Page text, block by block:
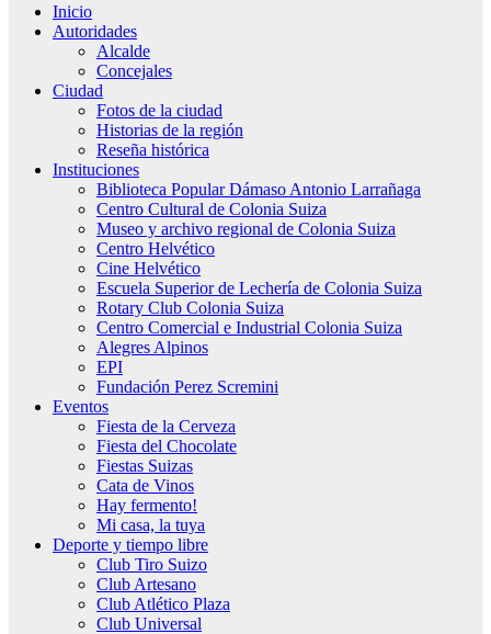
Inicio
Autoridades
Alcalde
Concejales
Ciudad
Fotos de la ciudad
Historias de la región
Reseña histórica
Instituciones
Biblioteca Popular Dámaso Antonio Larrañaga
Centro Cultural de Colonia Suiza
Museo y archivo regional de Colonia Suiza
Centro Helvético
Cine Helvético
Escuela Superior de Lechería de Colonia Suiza
Rotary Club Colonia Suiza
Centro Comercial e Industrial Colonia Suiza
Alegres Alpinos
EPI
Fundación Perez Scremini
Eventos
Fiesta de la Cerveza
Fiesta del Chocolate
Fiestas Suizas
Cata de Vinos
Hay fermento!
Mi casa, la tuya
Deporte y tiempo libre
Club Tiro Suizo
Club Artesano
Club Atlético Plaza
Club Universal